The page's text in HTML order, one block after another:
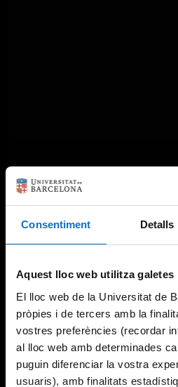
Consentiment Detalls
Aquest lloc web utilitza galetes
El lloc web de la Universitat de
pròpies i de tercers amb la
vostres preferències (recordar
al lloc web amb determinades
puguin diferenciar la vostra
usuaris), amb finalitats
Something
Try again